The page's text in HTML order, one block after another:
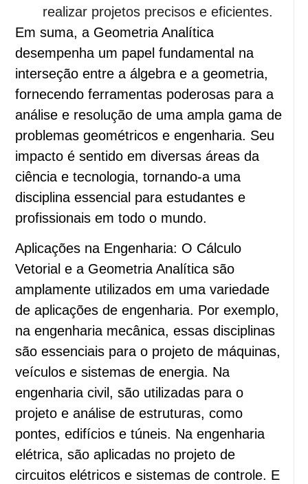
realizar projetos precisos e eficientes.
Em suma, a Geometria Analítica
desempenha um papel fundamental na
interseção entre a álgebra e a geometria,
fornecendo ferramentas poderosas para a
análise e resolução de uma ampla gama de
problemas geométricos e engenharia. Seu
impacto é sentido em diversas áreas da
ciência e tecnologia, tornando-a uma
disciplina essencial para estudantes e
profissionais em todo o mundo.
Aplicações na Engenharia: O Cálculo
Vetorial e a Geometria Analítica são
amplamente utilizados em uma variedade
de aplicações de engenharia. Por exemplo,
na engenharia mecânica, essas disciplinas
são essenciais para o projeto de máquinas,
veículos e sistemas de energia. Na
engenharia civil, são utilizadas para o
projeto e análise de estruturas, como
pontes, edifícios e túneis. Na engenharia
elétrica, são aplicadas no projeto de
circuitos elétricos e sistemas de controle. E